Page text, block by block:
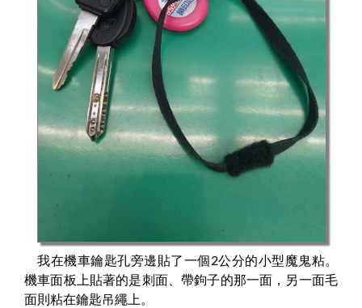
我在機車鑰匙孔旁邊貼了一個2公分的小型魔鬼粘。
機車面板上貼著的是刺面、帶鉤子的那一面，另一面毛
面則粘在鑰匙吊繩上。